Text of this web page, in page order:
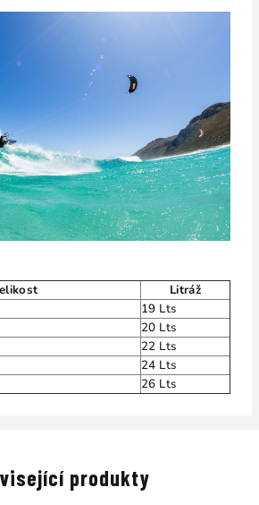
Litráž
19 Lts
20 Lts
22 Lts
24 Lts
26 Lts
produkty